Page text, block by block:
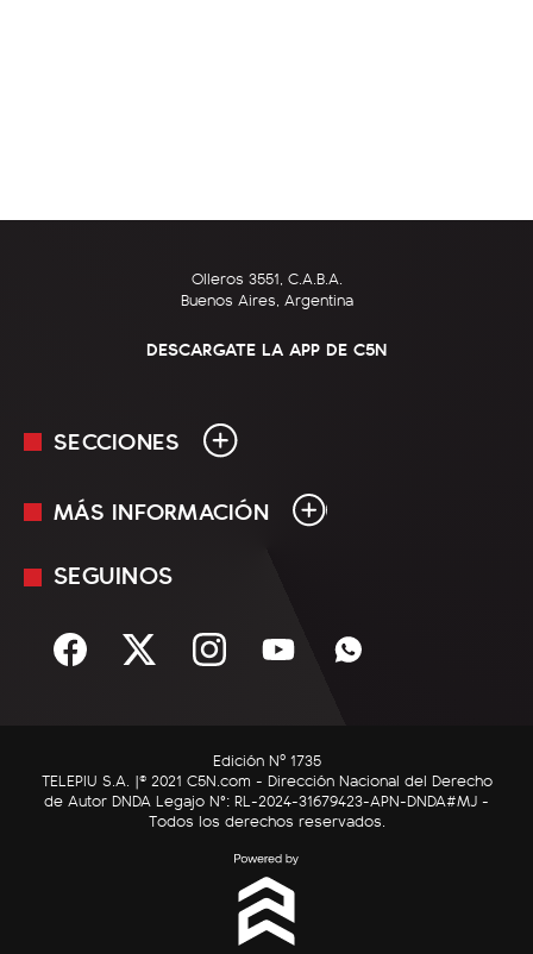
Olleros 3551, C.A.B.A.
Buenos Aires, Argentina
DESCARGATE LA APP DE C5N
SECCIONES
En Vivo
Sociedad
C5N Autos
RatingCero
MÁS INFORMACIÓN
Mediakit
Términos y condiciones
SEGUINOS
Edición Nº 1735
TELEPIU S.A. |© 2021 C5N.com - Dirección Nacional del Derecho
de Autor DNDA Legajo N°: RL-2024-31679423-APN-DNDA#MJ -
Todos los derechos reservados.